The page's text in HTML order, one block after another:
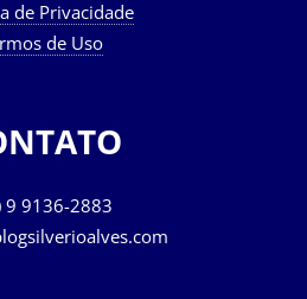
de Privacidade
de Uso
9 9136-2883